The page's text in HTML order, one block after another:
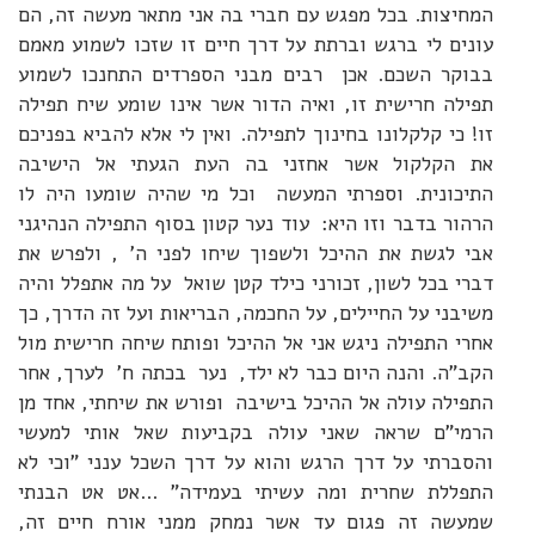
המחיצות. בכל מפגש עם חברי בה אני מתאר מעשה זה, הם
עונים לי ברגש וברתת על דרך חיים זו שזכו לשמוע מאמם
בבוקר השכם. אכן רבים מבני הספרדים התחנכו לשמוע
תפילה חרישית זו, ואיה הדור אשר אינו שומע שיח תפילה
זו! כי קלקלונו בחינוך לתפילה. ואין לי אלא להביא בפניכם
את הקלקול אשר אחזני בה העת הגעתי אל הישיבה
התיכונית. וספרתי המעשה וכל מי שהיה שומעו היה לו
הרהור בדבר וזו היא: עוד נער קטון בסוף התפילה הנהיגני
אבי לגשת את ההיכל ולשפוך שיחו לפני ה' , ולפרש את
דברי בכל לשון, זכורני כילד קטן שואל על מה אתפלל והיה
משיבני על החיילים, על החכמה, הבריאות ועל זה הדרך, כך
אחרי התפילה ניגש אני אל ההיכל ופותח שיחה חרישית מול
הקב"ה. והנה היום כבר לא ילד, נער בכתה ח' לערך, אחר
התפילה עולה אל ההיכל בישיבה ופורש את שיחתי, אחד מן
הרמי"ם שראה שאני עולה בקביעות שאל אותי למעשי
והסברתי על דרך הרגש והוא על דרך השכל ענני "וכי לא
התפללת שחרית ומה עשיתי בעמידה" ...אט אט הבנתי
שמעשה זה פגום עד אשר נמחק ממני אורח חיים זה,